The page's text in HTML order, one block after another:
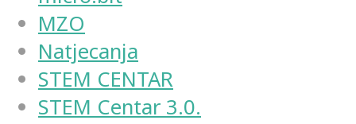
MZO
Natjecanja
STEM CENTAR
STEM Centar 3.0.